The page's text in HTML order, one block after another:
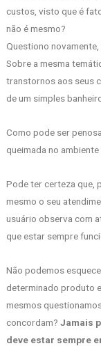
custos, visto que é
não é mesmo?
Questiono
Sobre a mesma
transtornos aos seus
de um simples
Como pode ser
queimada no
Pode ter certeza que,
mesmo o seu
usuário observa com
que estar sempre
Não podemos
determinado produto
mesmos
concordam? Jamais
deve estar sempre